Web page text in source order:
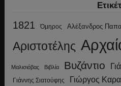
1821 Όμηρος Αλέξανδρος
Αριστοτέλης
Μαλισιόβας Βιβλία Βυζάντιο
Γιάννης Σιατούφης Γιώργος